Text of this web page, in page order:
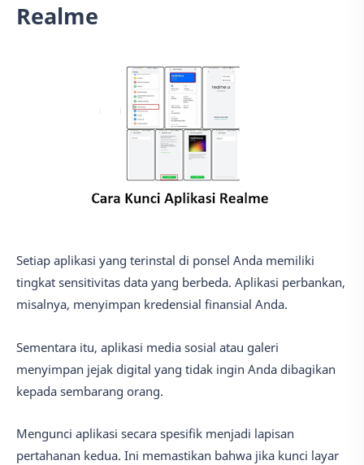
Realme
Setiap aplikasi yang terinstal di ponsel Anda memiliki
tingkat sensitivitas data yang berbeda. Aplikasi perbankan,
misalnya, menyimpan kredensial finansial Anda.
Sementara itu, aplikasi media sosial atau galeri
menyimpan jejak digital yang tidak ingin Anda dibagikan
kepada sembarang orang.
Mengunci aplikasi secara spesifik menjadi lapisan
pertahanan kedua. Ini memastikan bahwa jika kunci layar